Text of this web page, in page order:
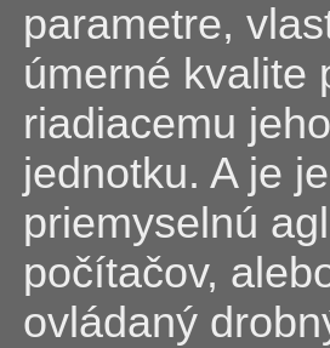
parametre,
úmerné kvalite
riadiacemu
jednotku. A je
priemyselnú
počítačov,
ovládaný